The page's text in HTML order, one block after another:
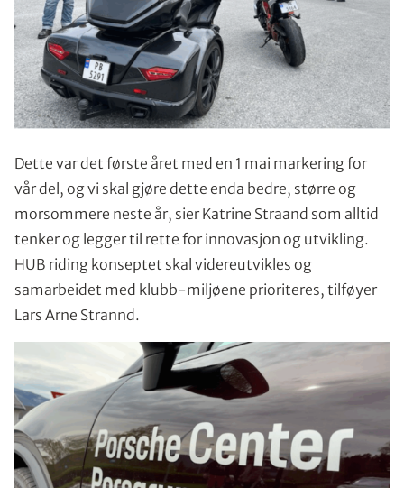
Dette var det første året med en 1 mai markering for
vår del, og vi skal gjøre dette enda bedre, større og
morsommere neste år, sier Katrine Straand som alltid
tenker og legger til rette for innovasjon og utvikling.
HUB riding konseptet skal videreutvikles og
samarbeidet med klubb-miljøene prioriteres, tilføyer
Lars Arne Strannd.